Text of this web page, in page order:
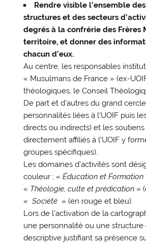
Rendre visiblel’ensemble
structures et des secteurs
degrés à la confrérie des Frères
territoire, et donner des
chacun d’eux.
Au centre, les responsables
« Musulmans de France » (ex-
théologiques, le Conseil
De part et d’autres du grand
personnalités liées à l’UOIF puis
directs ou indirects) et les
directement affiliés à l’UOIF y
groupes spécifiques).
Les domaines d’activités sont
couleur ; « Éducation et Formation
« Théologie, culte et prédication»
« Société » (en rouge et bleu).
Lors de l’activation de la
une personnalité ou une
descriptive justifiant sa présence